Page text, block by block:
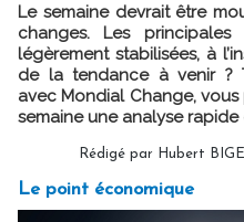
Le semaine devrait être
changes. Les
légèrement stabilisées, à
de la tendance à venir ?
avec Mondial Change,
semaine une analyse
Rédigé par Hubert
Le point économique